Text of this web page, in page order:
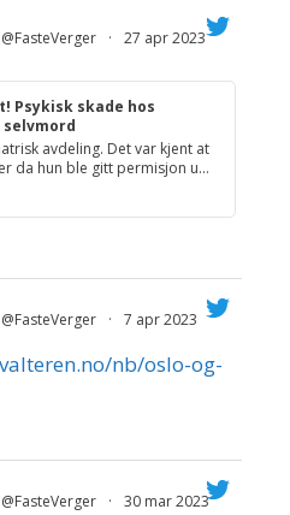
@FasteVerger · 27 apr 2023
Psykisk skade hos
avdeling. Det var kjent at
da hun ble gitt permisjon u...
@FasteVerger · 7 apr 2023
nb/oslo-og-
@FasteVerger · 30 mar 2023